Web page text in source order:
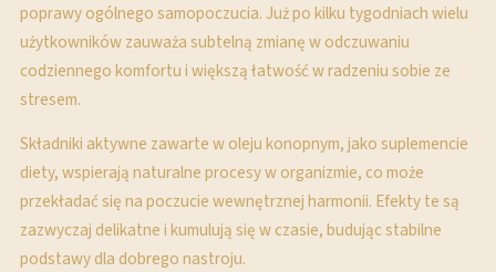
poprawy ogólnego samopoczucia. Już po kilku tygodniach wielu
użytkowników zauważa subtelną zmianę w odczuwaniu
codziennego komfortu i większą łatwość w radzeniu sobie ze
stresem.
Składniki aktywne zawarte w oleju konopnym, jako suplemencie
diety, wspierają naturalne procesy w organizmie, co może
przekładać się na poczucie wewnętrznej harmonii. Efekty te są
zazwyczaj delikatne i kumulują się w czasie, budując stabilne
podstawy dla dobrego nastroju.